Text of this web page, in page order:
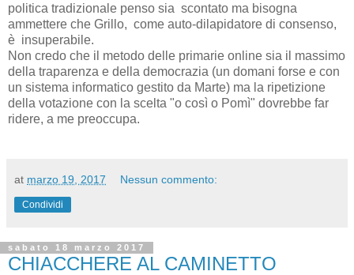
politica tradizionale penso sia scontato ma bisogna
ammettere che Grillo, come auto-dilapidatore di consenso,
è insuperabile.
Non credo che il metodo delle primarie online sia il massimo
della traparenza e della democrazia (un domani forse e con
un sistema informatico gestito da Marte) ma la ripetizione
della votazione con la scelta "o così o Pomì" dovrebbe far
ridere, a me preoccupa.
at marzo 19, 2017 Nessun commento:
Condividi
sabato 18 marzo 2017
CHIACCHERE AL CAMINETTO